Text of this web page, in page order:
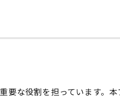
な役割を担っています。